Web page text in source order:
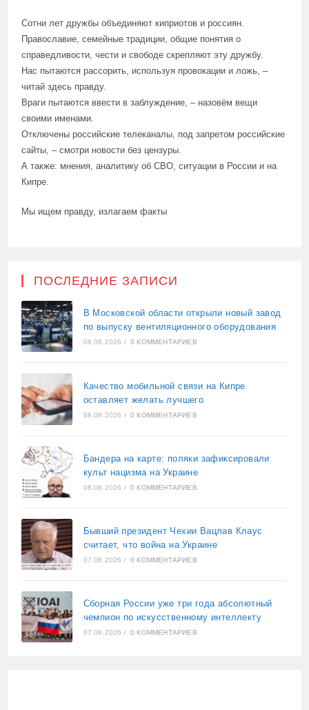
Сотни лет дружбы объединяют киприотов и россиян.
Православие, семейные традиции, общие понятия о
справедливости, чести и свободе скрепляют эту дружбу.
Нас пытаются рассорить, используя провокации и ложь, –
читай здесь правду.
Враги пытаются ввести в заблуждение, – назовём вещи
своими именами.
Отключены российские телеканалы, под запретом российские
сайты, – смотри новости без цензуры.
А также: мнения, аналитику об СВО, ситуации в России и на
Кипре.
Мы ищем правду, излагаем факты
ПОСЛЕДНИЕ ЗАПИСИ
В Московской области открыли новый завод
по выпуску вентиляционного оборудования
08.08.2026 / 0 КОММЕНТАРИЕВ
Качество мобильной связи на Кипре
оставляет желать лучшего
08.08.2026 / 0 КОММЕНТАРИЕВ
Бандера на карте: поляки зафиксировали
культ нацизма на Украине
08.08.2026 / 0 КОММЕНТАРИЕВ
Бывший президент Чехии Вацлав Клаус
считает, что война на Украине
07.08.2026 / 0 КОММЕНТАРИЕВ
Сборная России уже три года абсолютный
чемпион по искусственному интеллекту
07.08.2026 / 0 КОММЕНТАРИЕВ